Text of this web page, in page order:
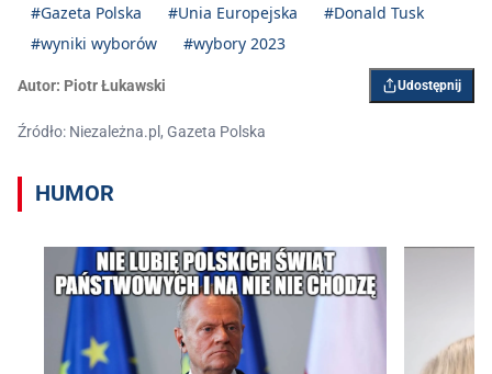
#Gazeta Polska #Unia Europejska
#Donald Tusk
#wyniki wyborów
#wybory 2023
Autor: Piotr Łukawski Udostępnij
Źródło: Niezależna.pl, Gazeta Polska
HUMOR